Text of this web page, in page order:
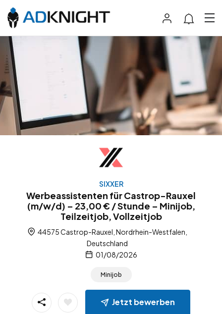
SIXXER
Werbeassistenten für Castrop-Rauxel
(m/w/d) – 23,00 € / Stunde – Minijob,
Teilzeitjob, Vollzeitjob
44575 Castrop-Rauxel, Nordrhein-Westfalen,
Deutschland
01/08/2026
Minijob
Jetzt bewerben